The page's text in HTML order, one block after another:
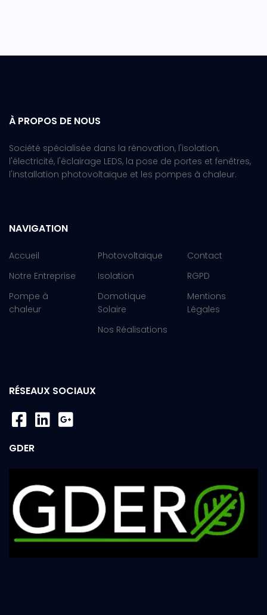
À PROPOS DE NOUS
Société spécialisée dans la rénovation, l'isolation,
l'électricité, l'éclairage LEDS, la pose de portes et fenêtres,
l'installation photovoltaïque et les pompes à chaleur.
NAVIGATION
Accueil
Notre Entreprise
Pompe à
chaleur
Photovoltaïque
Isolation
Domotique
Solaire
Nos Réalisations
Contact
RGPD
Mentions
Légales
RÉSEAUX SOCIAUX
GDER